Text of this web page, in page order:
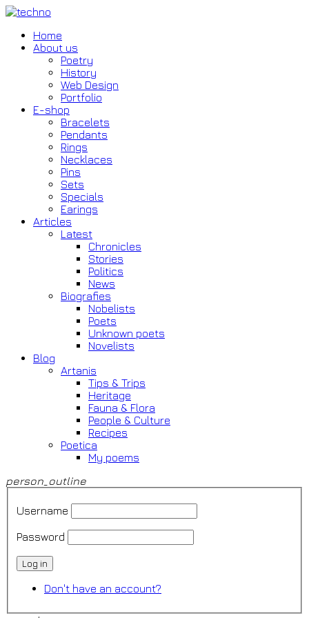
Home
About us
Poetry
History
Web Design
Portfolio
E-shop
Bracelets
Pendants
Rings
Necklaces
Pins
Sets
Specials
Earings
Articles
Latest
Chronicles
Stories
Politics
News
Biografies
Nobelists
Poets
Unknown poets
Novelists
Blog
Artanis
Tips & Trips
Heritage
Fauna & Flora
People & Culture
Recipes
Poetica
My poems
person_outline
Username
Password
Log in
Don't have an account?